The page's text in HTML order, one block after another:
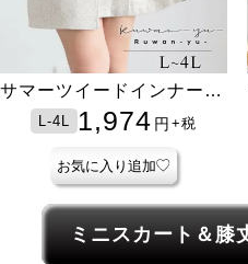
サマーツイードインナーパ
ンツスカート
L-4L 1,974 円 +税
お気に入り追加
ミニスカート＆膝